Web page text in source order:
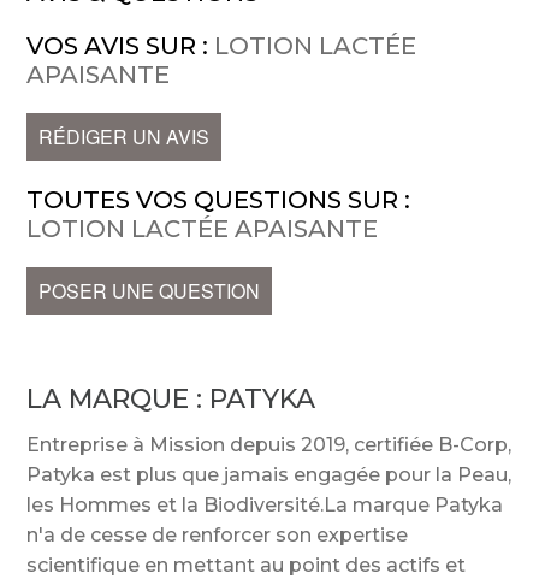
VOS AVIS SUR : LOTION LACTÉE
APAISANTE
RÉDIGER UN AVIS
TOUTES VOS QUESTIONS SUR :
LOTION LACTÉE APAISANTE
POSER UNE QUESTION
LA MARQUE : PATYKA
Entreprise à Mission depuis 2019, certifiée B-Corp,
Patyka est plus que jamais engagée pour la Peau,
les Hommes et la Biodiversité.La marque Patyka
n'a de cesse de renforcer son expertise
scientifique en mettant au point des actifs et